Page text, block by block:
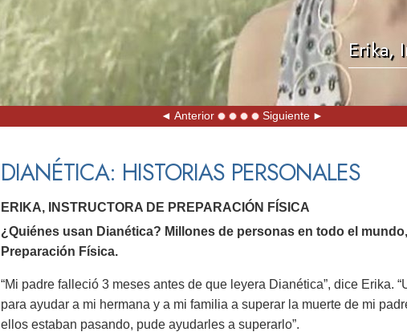
Erika,
Anterior Siguiente
DIANÉTICA: HISTORIAS PERSONALES
ERIKA, INSTRUCTORA DE PREPARACIÓN FÍSICA
¿Quiénes usan Dianética? Millones de personas en todo el
Preparación Física.
“Mi padre falleció 3 meses antes de que leyera Dianética”, dice Erika.
para ayudar a mi hermana y a mi familia a superar la muerte de mi
ellos estaban pasando, pude ayudarles a superarlo”.